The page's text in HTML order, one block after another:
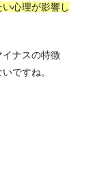
心理が影響し
ナスの特徴
ですね。